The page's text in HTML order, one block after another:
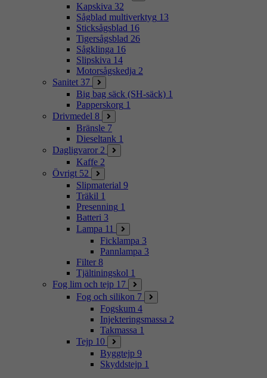
Kapskiva 32
Sågblad multiverktyg 13
Sticksågsblad 16
Tigersågsblad 26
Sågklinga 16
Slipskiva 14
Motorsågskedja 2
Sanitet 37
Big bag säck (SH-säck) 1
Papperskorg 1
Drivmedel 8
Bränsle 7
Dieseltank 1
Dagligvaror 2
Kaffe 2
Övrigt 52
Slipmaterial 9
Träkil 1
Presenning 1
Batteri 3
Lampa 11
Ficklampa 3
Pannlampa 3
Filter 8
Tjältiningskol 1
Fog lim och tejp 17
Fog och silikon 7
Fogskum 4
Injekteringsmassa 2
Takmassa 1
Tejp 10
Byggtejp 9
Skyddstejp 1